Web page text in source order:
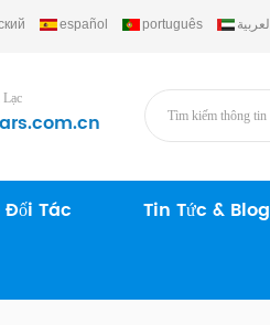
español português العربية
Đối Tác Tin Tức & Blog